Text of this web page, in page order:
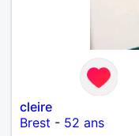
cleire
Brest - 52 ans